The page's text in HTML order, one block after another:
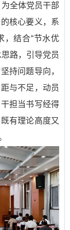
全体党员干部
核心要义，系
，结合“节水优
路，引导党员
持问题导向，
与不足，动员
担当书写经得
有理论高度又